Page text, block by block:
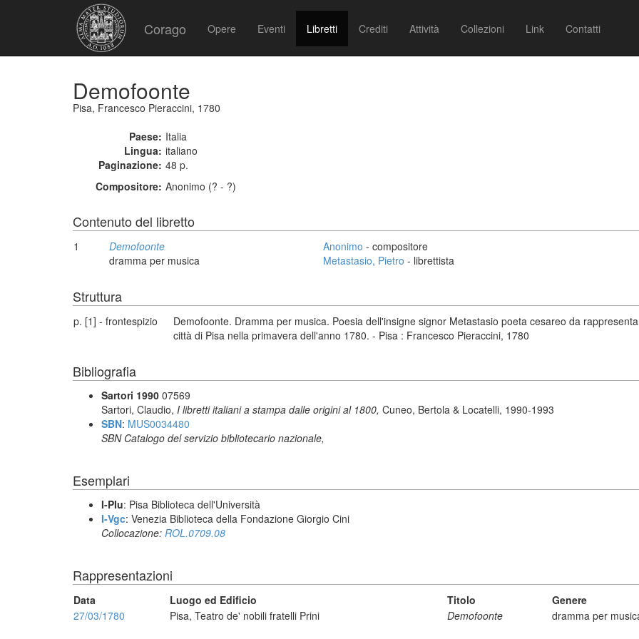
Corago Opere Eventi Libretti Crediti Attività Collezioni Link Contatti
Demofoonte
Pisa, Francesco Pieraccini, 1780
Paese: Italia
Lingua: italiano
Paginazione: 48 p.
Compositore: Anonimo (? - ?)
Contenuto del libretto
1
Demofoonte
dramma per musica
Anonimo - compositore
Metastasio, Pietro - librettista
Struttura
p. [1] - frontespizio
Demofoonte. Dramma per musica. Poesia dell'insigne signor Metastasio poeta cesareo da
città di Pisa nella primavera dell'anno 1780. - Pisa : Francesco Pieraccini, 1780
Bibliografia
Sartori 1990 07569
Sartori, Claudio, I libretti italiani a stampa dalle origini al 1800, Cuneo, Bertola & Locatelli, 1990-1993
SBN: MUS0034480
SBN Catalogo del servizio bibliotecario nazionale,
Esemplari
I-PIu: Pisa Biblioteca dell'Università
I-Vgc: Venezia Biblioteca della Fondazione Giorgio Cini
Collocazione: ROL.0709.08
Rappresentazioni
Data Luogo ed Edificio Titolo Genere
27/03/1780
Pisa, Teatro de' nobili fratelli Prini Demofoonte dramma per